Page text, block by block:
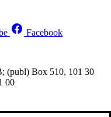
Facebook
(publ) Box 510, 101 30
00